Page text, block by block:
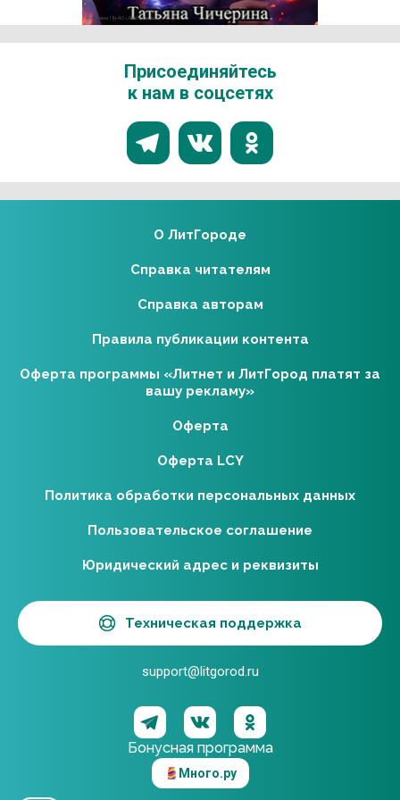
Присоединяйтесь
к нам в соцсетях
Реклама 18+ АО «ЛитГород»
Бонусная программа
Много.ру
О ЛитГороде
Справка читателям
Справка авторам
Правила публикации контента
Оферта программы «Литнет и ЛитГород платят за
вашу рекламу»
Оферта
Оферта LCY
Политика обработки персональных данных
Пользовательское соглашение
Юридический адрес и реквизиты
Техническая поддержка
support@litgorod.ru